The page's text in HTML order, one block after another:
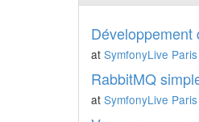
at SymfonyLive
RabbitMQ
at SymfonyLive